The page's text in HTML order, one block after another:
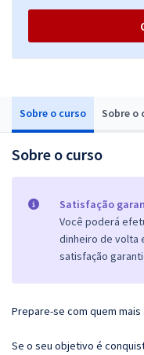
Sobre o curso Sobre o
Sobre o curso
Satisfação
Você poderá
dinheiro de volta
satisfação
Prepare-se com quem mais
Se o seu objetivo é